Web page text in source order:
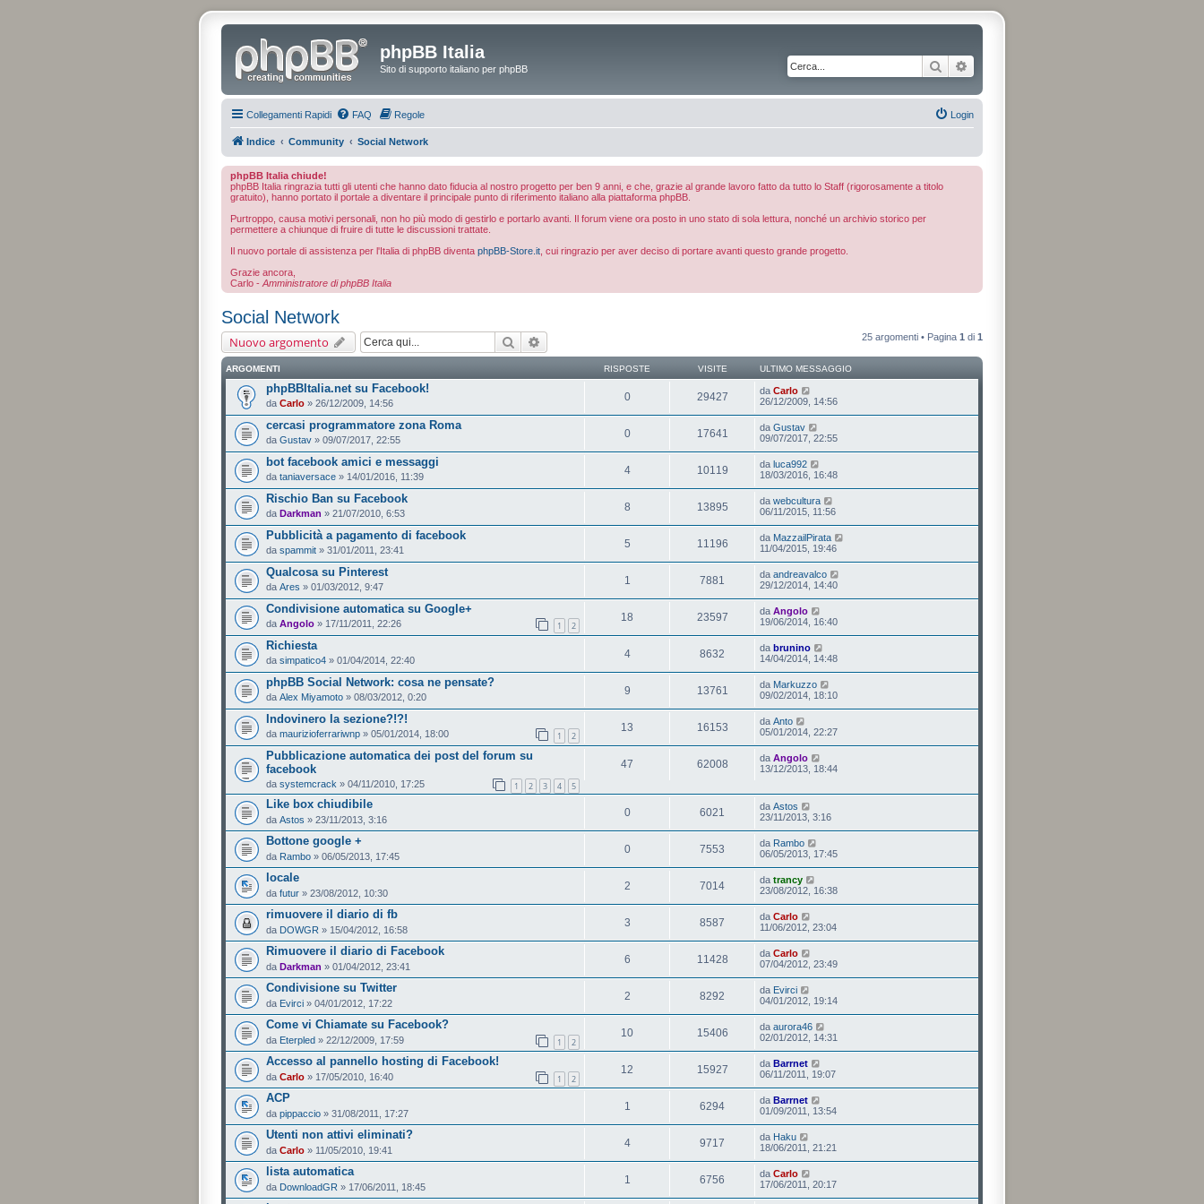
phpBB Italia
Sito di supporto italiano per phpBB Cerca
Collegamenti Rapidi FAQ Regole Login
Indice Community Social Network
phpBB Italia chiude!
phpBB Italia ringrazia tutti gli utenti che hanno dato fiducia al nostro progetto per ben 9 anni, e che, grazie al grande lavoro fatto da tutto lo Staff (rigorosamente a titolo
gratuito), hanno portato il portale a diventare il principale punto di riferimento italiano alla piattaforma phpBB.
Purtroppo, causa motivi personali, non ho più modo di gestirlo e portarlo avanti. Il forum viene ora posto in uno stato di sola lettura, nonché un archivio storico per
permettere a chiunque di fruire di tutte le discussioni trattate.
Il nuovo portale di assistenza per l'Italia di phpBB diventa phpBB-Store.it , cui ringrazio per aver deciso di portare avanti questo grande progetto.
Grazie ancora,
Carlo - Amministratore di phpBB Italia
Social Network
Nuovo argomento Cerca 25 argomenti • Pagina 1 di 1
ARGOMENTI RISPOSTE VISITE ULTIMO MESSAGGIO
phpBBItalia.net su Facebook!
da Carlo » 26/12/2009, 14:56
0 29427 da Carlo
26/12/2009, 14:56
cercasi programmatore zona Roma
da Gustav » 09/07/2017, 22:55
0 17641 da Gustav
09/07/2017, 22:55
bot facebook amici e messaggi
da taniaversace » 14/01/2016, 11:39
4 10119 da luca992
18/03/2016, 16:48
Rischio Ban su Facebook
da Darkman » 21/07/2010, 6:53
8 13895 da webcultura
06/11/2015, 11:56
Pubblicità a pagamento di facebook
da spammit » 31/01/2011, 23:41
5 11196 da MazzailPirata
11/04/2015, 19:46
Qualcosa su Pinterest
da Ares » 01/03/2012, 9:47
1 7881 da andreavalco
29/12/2014, 14:40
Condivisione automatica su Google+
da Angolo » 17/11/2011, 22:26 1 2
18 23597 da Angolo
19/06/2014, 16:40
Richiesta
da simpatico4 » 01/04/2014, 22:40
4 8632 da brunino
14/04/2014, 14:48
phpBB Social Network: cosa ne pensate?
da Alex Miyamoto » 08/03/2012, 0:20
9 13761 da Markuzzo
09/02/2014, 18:10
Indovinero la sezione?!?!
da maurizioferrariwnp » 05/01/2014, 18:00 1 2
13 16153 da Anto
05/01/2014, 22:27
Pubblicazione automatica dei post del forum su
facebook
da systemcrack » 04/11/2010, 17:25 1 2 3 4 5
47 62008 da Angolo
13/12/2013, 18:44
Like box chiudibile
da Astos » 23/11/2013, 3:16
0 6021 da Astos
23/11/2013, 3:16
Bottone google +
da Rambo » 06/05/2013, 17:45
0 7553 da Rambo
06/05/2013, 17:45
locale
da futur » 23/08/2012, 10:30
2 7014 da trancy
23/08/2012, 16:38
rimuovere il diario di fb
da DOWGR » 15/04/2012, 16:58
3 8587 da Carlo
11/06/2012, 23:04
Rimuovere il diario di Facebook
da Darkman » 01/04/2012, 23:41
6 11428 da Carlo
07/04/2012, 23:49
Condivisione su Twitter
da Evirci » 04/01/2012, 17:22
2 8292 da Evirci
04/01/2012, 19:14
Come vi Chiamate su Facebook?
da Eterpled » 22/12/2009, 17:59 1 2
10 15406 da aurora46
02/01/2012, 14:31
Accesso al pannello hosting di Facebook!
da Carlo » 17/05/2010, 16:40 1 2
12 15927 da Barrnet
06/11/2011, 19:07
ACP
da pippaccio » 31/08/2011, 17:27
1 6294 da Barrnet
01/09/2011, 13:54
Utenti non attivi eliminati?
da Carlo » 11/05/2010, 19:41
4 9717 da Haku
18/06/2011, 21:21
lista automatica
da DownloadGR » 17/06/2011, 18:45
1 6756 da Carlo
17/06/2011, 20:17